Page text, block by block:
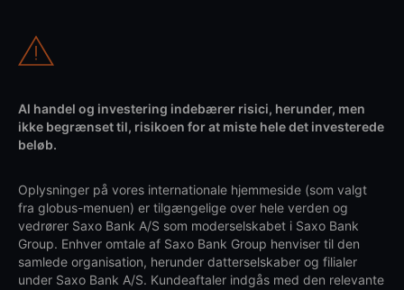
Al handel og investering indebærer risici, herunder, men
ikke begrænset til, risikoen for at miste hele det investerede
beløb.
Oplysninger på vores internationale hjemmeside (som valgt
fra globus-menuen) er tilgængelige over hele verden og
vedrører Saxo Bank A/S som moderselskabet i Saxo Bank
Group. Enhver omtale af Saxo Bank Group henviser til den
samlede organisation, herunder datterselskaber og filialer
under Saxo Bank A/S. Kundeaftaler indgås med den relevante